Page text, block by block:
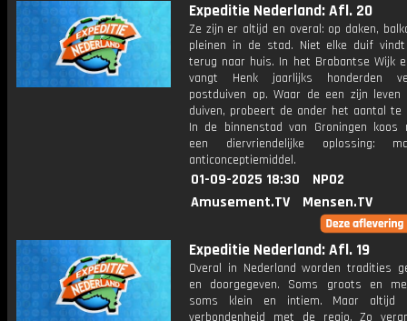
Expeditie Nederland: Afl. 20
Ze zijn er altijd en overal: op daken,
pleinen in de stad. Niet elke duif
terug naar huis. In het Brabantse Wijk
vangt Henk jaarlijks honderden
postduiven op. Waar de een zijn
duiven, probeert de ander het aantal te
In de binnenstad van Groningen koos
een diervriendelijke oplossing:
anticonceptiemiddel.
01-09-2025 18:30
NPO2
Amusement.TV
Mensen.TV
Expeditie Nederland: Afl. 19
Overal in Nederland worden tradities
en doorgegeven. Soms groots en
soms klein en intiem. Maar altijd
verbondenheid met de regio. Zo